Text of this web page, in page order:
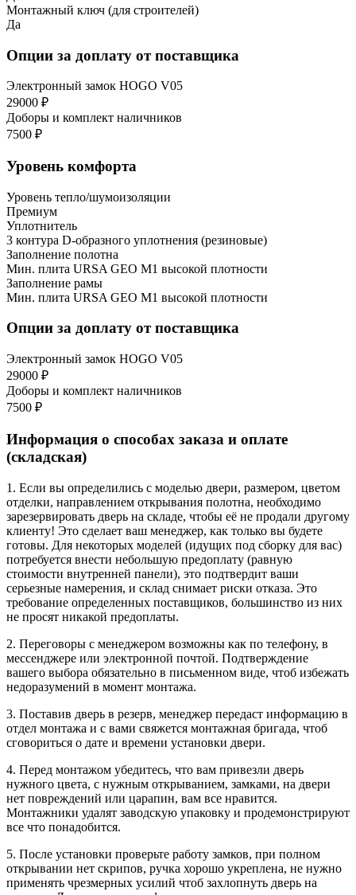
Монтажный ключ (для строителей)
Да
Опции за доплату от поставщика
Электронный замок HOGO V05
29000 ₽
Доборы и комплект наличников
7500 ₽
Уровень комфорта
Уровень тепло/шумоизоляции
Премиум
Уплотнитель
3 контура D-образного уплотнения (резиновые)
Заполнение полотна
Мин. плита URSA GEO М1 высокой плотности
Заполнение рамы
Мин. плита URSA GEO М1 высокой плотности
Опции за доплату от поставщика
Электронный замок HOGO V05
29000 ₽
Доборы и комплект наличников
7500 ₽
Информация о способах заказа и оплате
(складская)
1. Если вы определились с моделью двери, размером, цветом
отделки, направлением открывания полотна, необходимо
зарезервировать дверь на складе, чтобы её не продали другому
клиенту! Это сделает ваш менеджер, как только вы будете
готовы. Для некоторых моделей (идущих под сборку для вас)
потребуется внести небольшую предоплату (равную
стоимости внутренней панели), это подтвердит ваши
серьезные намерения, и склад снимает риски отказа. Это
требование определенных поставщиков, большинство из них
не просят никакой предоплаты.
2. Переговоры с менеджером возможны как по телефону, в
мессенджере или электронной почтой. Подтверждение
вашего выбора обязательно в письменном виде, чтоб избежать
недоразумений в момент монтажа.
3. Поставив дверь в резерв, менеджер передаст информацию в
отдел монтажа и с вами свяжется монтажная бригада, чтоб
сговориться о дате и времени установки двери.
4. Перед монтажом убедитесь, что вам привезли дверь
нужного цвета, с нужным открыванием, замками, на двери
нет повреждений или царапин, вам все нравится.
Монтажники удалят заводскую упаковку и продемонстрируют
все что понадобится.
5. После установки проверьте работу замков, при полном
открывании нет скрипов, ручка хорошо укреплена, не нужно
применять чрезмерных усилий чтоб захлопнуть дверь на